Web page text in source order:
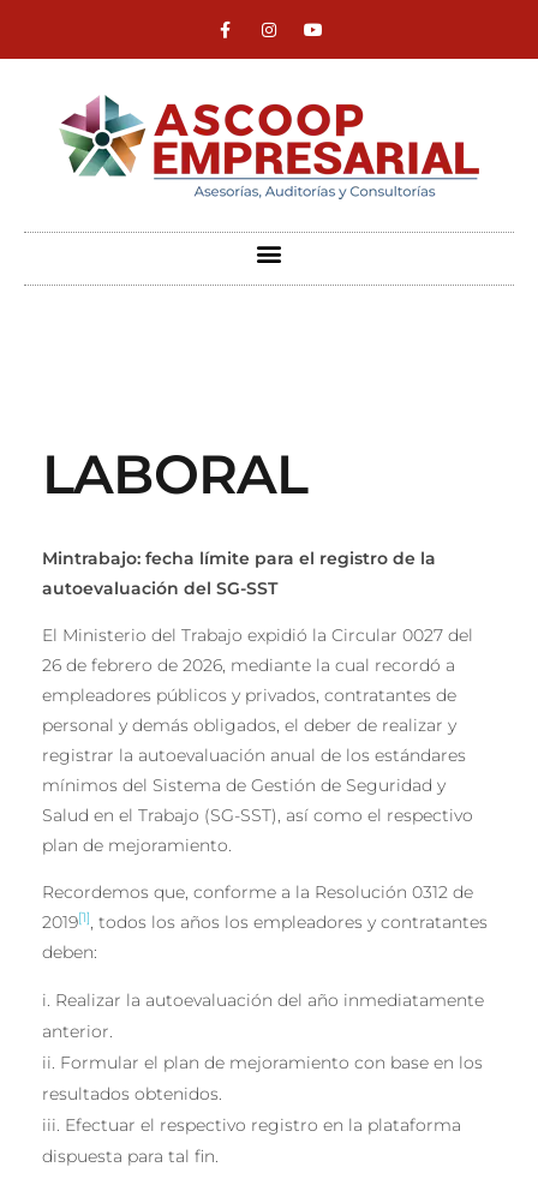
LABORAL
Mintrabajo: fecha límite para el registro de la
autoevaluación del SG-SST
El Ministerio del Trabajo expidió la Circular 0027 del
26 de febrero de 2026, mediante la cual recordó a
empleadores públicos y privados, contratantes de
personal y demás obligados, el deber de realizar y
registrar la autoevaluación anual de los estándares
mínimos del Sistema de Gestión de Seguridad y
Salud en el Trabajo (SG-SST), así como el respectivo
plan de mejoramiento.
Recordemos que, conforme a la Resolución 0312 de
2019[1], todos los años los empleadores y contratantes
deben:
Realizar la autoevaluación del año inmediatamente
anterior.
Formular el plan de mejoramiento con base en los
resultados obtenidos.
Efectuar el respectivo registro en la plataforma
dispuesta para tal fin.